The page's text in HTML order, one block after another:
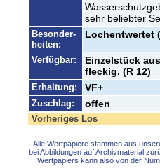
sehr beliebter
Besonder-
heiten:
Lochentwertet
Verfügbar:
Einzelstück
fleckig. (R 12)
Erhaltung: VF+
Zuschlag: offen
Vorheriges Los
Alle Wertpapiere stammen aus
bei Abbildungen auf Archivmaterial
Wertpapiers kann also von der